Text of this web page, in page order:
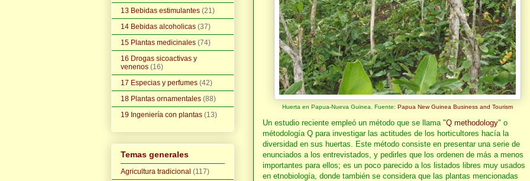
Huerta en Papua-Nueva Guinea. Fuente: Papua New Guinea Business and Tourism
Un estudio reciente empleó un método que se llama "Q methodology" o
métodología Q para investigar las actitudes de los horticultores hacía la
diversidad en sus huertas. Este método consiste en presentar una serie de
enunciados a los entrevistados, y pedirles que los ordenen de más a menos
importantes para ellos; es un poco parecido a los listados libres muy usados
en etnobiología, donde también se considera que las plantas mencionadas
13 Bebidas estimulantes (21)
14 Bebidas alcoholicas (37)
15 Plantas medicinales (74)
16 Drogas sicoactivas y
venenos (16)
17 Especias y perfumes (42)
18 Plantas ornamentales (88)
19 Ingeniería con plantas (13)
Temas generales
Agricultura tradicional (117)